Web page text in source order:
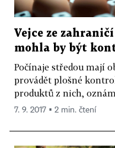
Vejce ze
mohla by být
Počínaje středou mají
provádět plošné
produktů z nich,
7. 9. 2017 ▪ 2 min. čtení